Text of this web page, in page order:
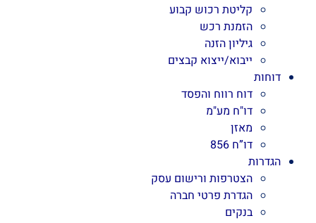
קליטת רכוש קבוע
הזמנת רכש
גיליון הזנה
ייבוא/ייצוא קבצים
דוחות
דוח רווח והפסד
דו"ח מע"מ
מאזן
דו”ח 856
הגדרות
הצטרפות ורישום עסק
הגדרת פרטי חברה
בנקים